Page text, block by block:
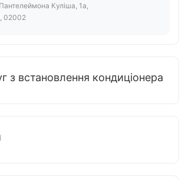
Куліша, 1а,
02002
з встановлення кондиціонера